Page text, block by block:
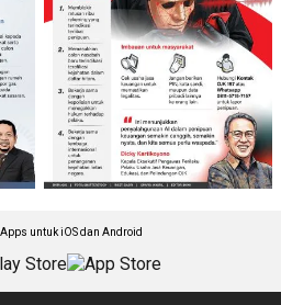
untuk iOS dan Android